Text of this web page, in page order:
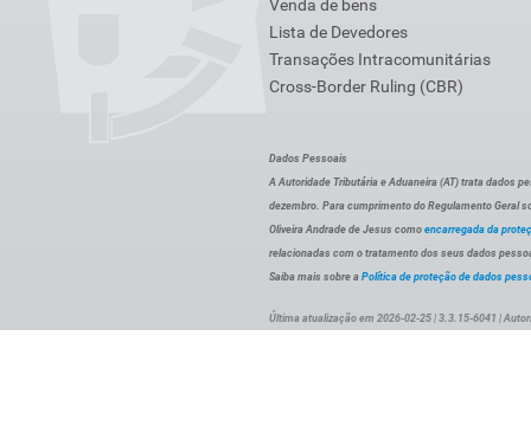
Venda de bens
Lista de Devedores
Transações Intracomunitárias
Cross-Border Ruling (CBR)
Dados Pessoais
A Autoridade Tributária e Aduaneira (AT) trata dados
dezembro. Para cumprimento do Regulamento Geral
Oliveira Andrade de Jesus como encarregada da
relacionadas com o tratamento dos seus dados
Saiba mais sobre a Política de proteção de dados
Última atualização em 2026-02-25 | 3.3.15-6041 |